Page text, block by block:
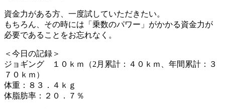
資金力がある方、一度試していただきたい。
もちろん、その時には「乗数のパワー」がかかる資金力が
必要であることをお忘れなく。
＜今日の記録＞
ジョギング １０ｋｍ（2月累計：４０ｋｍ、年間累計：３
７０ｋｍ）
体重：８３．４ｋｇ
体脂肪率：２０．７％